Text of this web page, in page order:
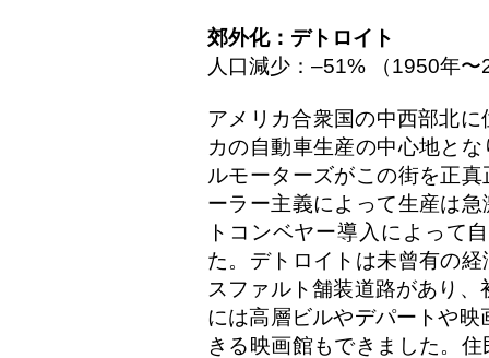
郊外化：デトロイト
人口減少：–51% （1950年〜
アメリカ合衆国の中西部北
カの自動車生産の中心地と
ルモーターズがこの街を正
ーラー主義によって生産は
トコンベヤー導入によって
た。デトロイトは未曾有の
スファルト舗装道路があり
には高層ビルやデパートや
きる映画館もできました。